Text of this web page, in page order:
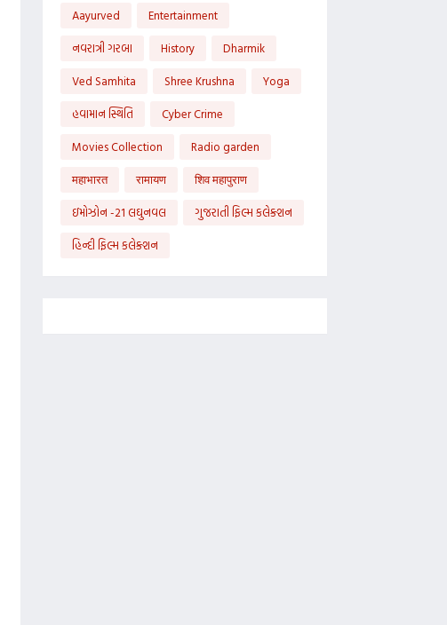
Aayurved
Entertainment
નવરાત્રી ગરબા
History
Dharmik
Ved Samhita
Shree Krushna
Yoga
હવામાન સ્થિતિ
Cyber Crime
Movies Collection
Radio garden
महाभारत
रामायण
शिव महापुराण
ઇમોઝોન -21 લઘુનવલ
ગુજરાતી ફિલ્મ કલેક્શન
હિન્દી ફિલ્મ કલેક્શન